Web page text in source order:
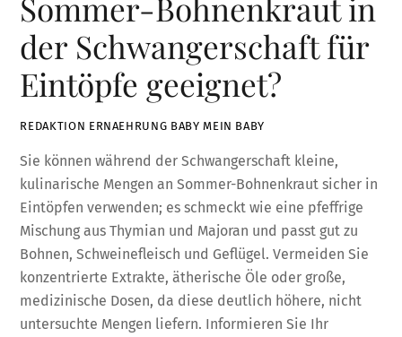
Sommer-Bohnenkraut in
der Schwangerschaft für
Eintöpfe geeignet?
REDAKTION ERNAEHRUNG BABY MEIN BABY
Sie können während der Schwangerschaft kleine,
kulinarische Mengen an Sommer-Bohnenkraut sicher in
Eintöpfen verwenden; es schmeckt wie eine pfeffrige
Mischung aus Thymian und Majoran und passt gut zu
Bohnen, Schweinefleisch und Geflügel. Vermeiden Sie
konzentrierte Extrakte, ätherische Öle oder große,
medizinische Dosen, da diese deutlich höhere, nicht
untersuchte Mengen liefern. Informieren Sie Ihr